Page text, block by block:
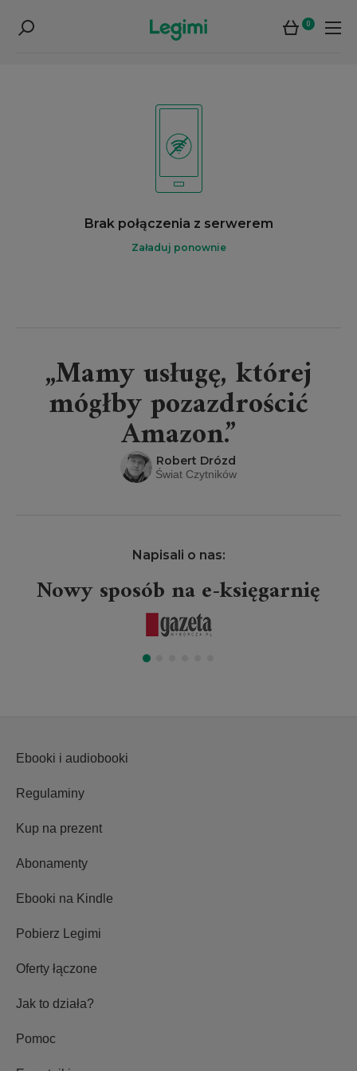
0
Brak połączenia z serwerem
Załaduj ponownie
„Mamy usługę, której
mógłby pozazdrościć
Amazon.”
Robert Drózd
Świat Czytników
Napisali o nas:
Nowy sposób na e-księgarnię
Ebooki i audiobooki
Regulaminy
Kup na prezent
Abonamenty
Ebooki na Kindle
Pobierz Legimi
Oferty łączone
Jak to działa?
Pomoc